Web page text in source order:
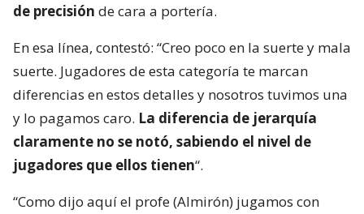
de precisión de cara a portería.
En esa línea, contestó: “Creo poco en la suerte y mala
suerte. Jugadores de esta categoría te marcan
diferencias en estos detalles y nosotros tuvimos una
y lo pagamos caro. La diferencia de jerarquía
claramente no se notó, sabiendo el nivel de
jugadores que ellos tienen“.
“Como dijo aquí el profe (Almirón) jugamos con